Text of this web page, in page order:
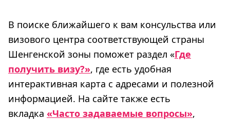
В поиске ближайшего к вам консульства или
визового центра соответствующей страны
Шенгенской зоны поможет раздел «Где
получить визу?», где есть удобная
интерактивная карта с адресами и полезной
информацией. На сайте также есть
вкладка «Часто задаваемые вопросы»,